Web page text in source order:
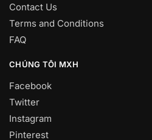
Contact Us
Terms and Conditions
FAQ
CHÚNG TÔI MXH
Facebook
Twitter
Instagram
Pinterest